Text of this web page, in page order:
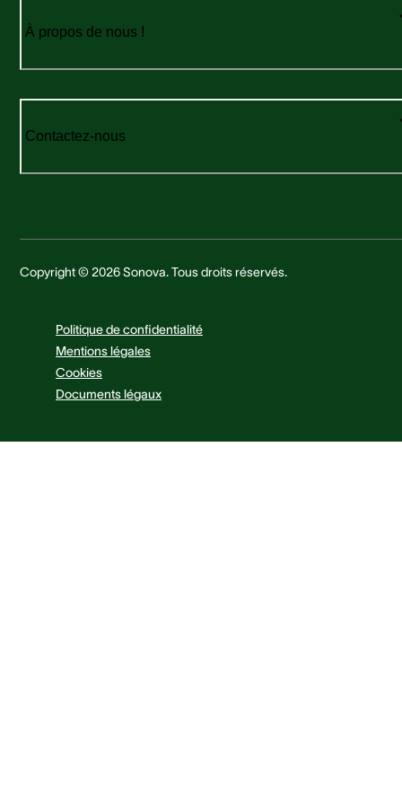
À propos de nous !
Contactez-nous
Copyright © 2026 Sonova. Tous droits réservés.
Politique de confidentialité
Mentions légales
Cookies
Documents légaux